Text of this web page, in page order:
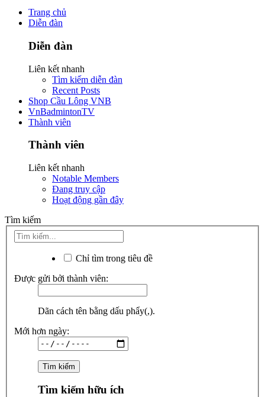
Trang chủ
Diễn đàn
Diễn đàn
Liên kết nhanh
Tìm kiếm diễn đàn
Recent Posts
Shop Cầu Lông VNB
VnBadmintonTV
Thành viên
Thành viên
Liên kết nhanh
Notable Members
Đang truy cập
Hoạt động gần đây
Tìm kiếm
Chỉ tìm trong tiêu đề
Được gửi bởi thành viên:
Dãn cách tên bằng dấu phẩy(,).
Mới hơn ngày:
Tìm kiếm hữu ích